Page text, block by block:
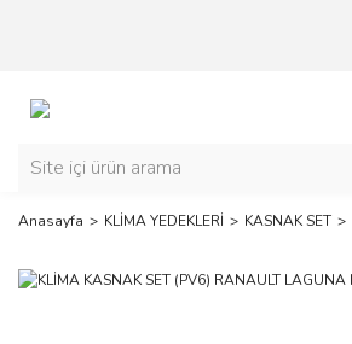
Anasayfa KLİMA YEDEKLERİ KASNAK SET